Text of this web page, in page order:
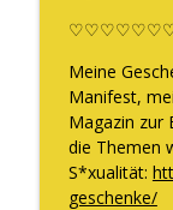
Meine
Manifest,
Magazin zur
die Themen
S*xualität:
geschenke/